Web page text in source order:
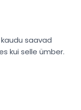
saavad
kui selle ümber.